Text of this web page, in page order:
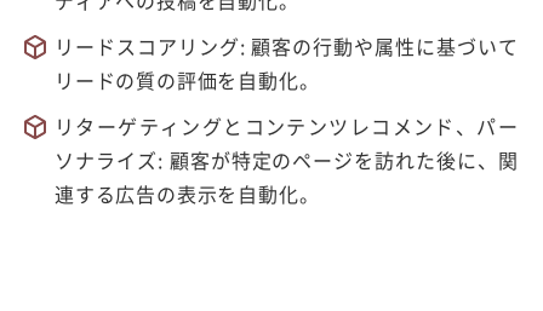
リードスコアリング: 顧客の行動や属性に基づいて
リードの質の評価を自動化。
リターゲティングとコンテンツレコメンド、パー
ソナライズ: 顧客が特定のページを訪れた後に、関
連する広告の表示を自動化。